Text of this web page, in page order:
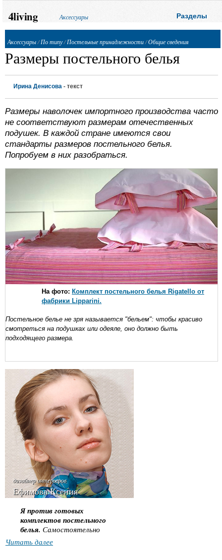
4living Аксессуары Разделы
Аксессуары/По типу/Постельные принадлежности/Общие сведения
Размеры постельного белья
Ирина Денисова - текст
Размеры наволочек импортного производства часто
не соответствуют размерам отечественных
подушек. В каждой стране имеются свои
стандарты размеров постельного белья.
Попробуем в них разобраться.
На фото: Комплект постельного белья Rigatello от
фабрики Lipparini.
Постельное белье не зря называется "бельем": чтобы красиво
смотреться на подушках или одеяле, оно должно быть
подходящего размера.
дизайнер интерьеров
Ефимова Ксения
Я против готовых
комплектов постельного
белья. Самостоятельно
подобранные ансамбли
отличаются большей
Читать далее